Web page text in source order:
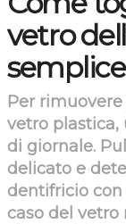
vetro
Per
vetro
di giornale.
delicato e
dentifricio
caso del